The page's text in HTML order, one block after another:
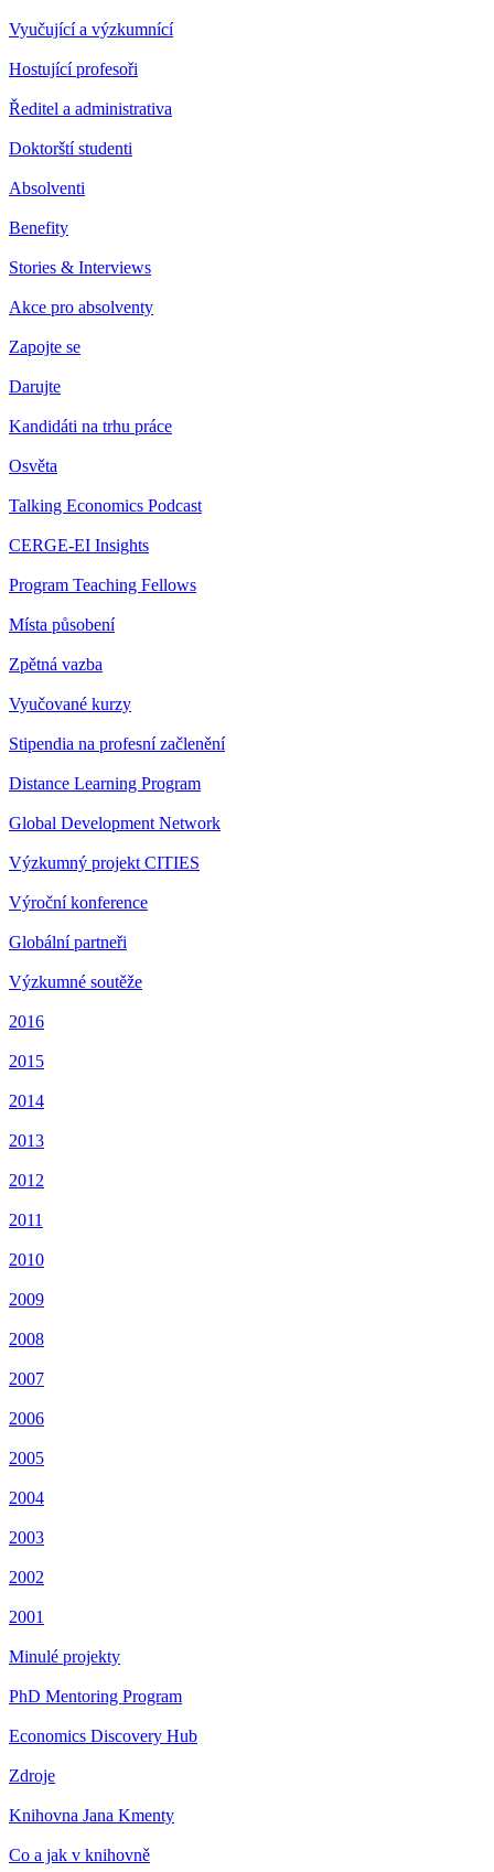
Vyučující a výzkumnící
Hostující profesoři
Ředitel a administrativa
Doktorští studenti
Absolventi
Benefity
Stories & Interviews
Akce pro absolventy
Zapojte se
Darujte
Kandidáti na trhu práce
Osvěta
Talking Economics Podcast
CERGE-EI Insights
Program Teaching Fellows
Místa působení
Zpětná vazba
Vyučované kurzy
Stipendia na profesní začlenění
Distance Learning Program
Global Development Network
Výzkumný projekt CITIES
Výroční konference
Globální partneři
Výzkumné soutěže
2016
2015
2014
2013
2012
2011
2010
2009
2008
2007
2006
2005
2004
2003
2002
2001
Minulé projekty
PhD Mentoring Program
Economics Discovery Hub
Zdroje
Knihovna Jana Kmenty
Co a jak v knihovně